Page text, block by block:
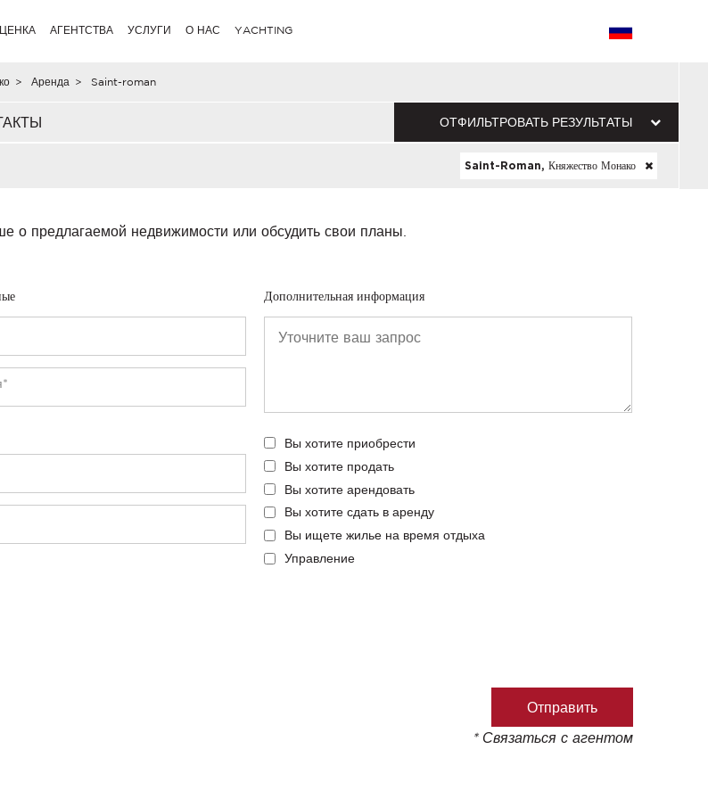
АГЕНТСТВА УСЛУГИ О НАС YACHTING
> Аренда > Saint-roman
ОТФИЛЬТРОВАТЬ РЕЗУЛЬТАТЫ
Saint-Roman, Княжество Монако
о предлагаемой недвижимости или обсудить свои планы.
Дополнительная информация
Вы хотите приобрести
Вы хотите продать
Вы хотите арендовать
Вы хотите сдать в аренду
Вы ищете жилье на время отдыха
Управление
* Связаться с агентом